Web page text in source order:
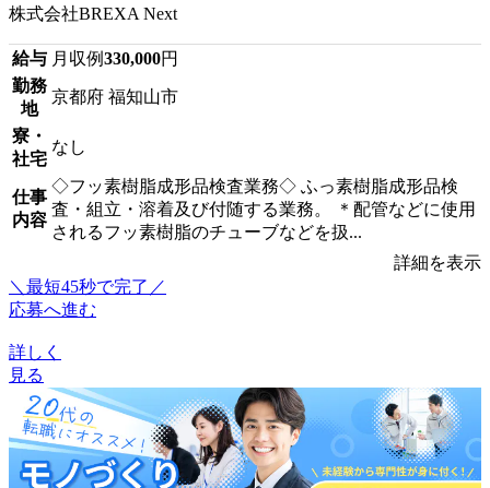
株式会社BREXA Next
給与 月収例330,000円
勤務
地
京都府 福知山市
寮・
社宅
なし
仕事
内容
◇フッ素樹脂成形品検査業務◇ ふっ素樹脂成形品検
査・組立・溶着及び付随する業務。 ＊配管などに使用
されるフッ素樹脂のチューブなどを扱...
詳細を表示
＼最短45秒で完了／
応募へ進む
詳しく
見る